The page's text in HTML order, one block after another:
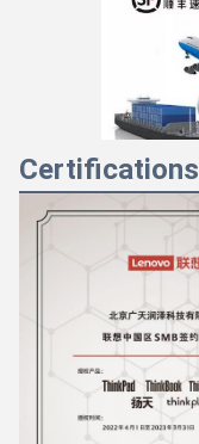
Certifications